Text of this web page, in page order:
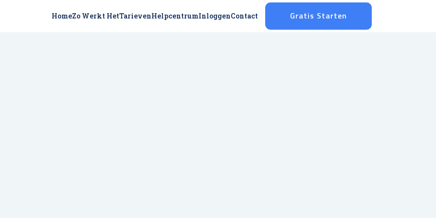
HomeZo Werkt HetTarievenHelpcentrumInloggenContact Gratis Starten